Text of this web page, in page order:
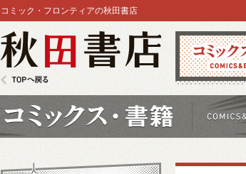
コミックス
コミック・フロンティアの秋田書店